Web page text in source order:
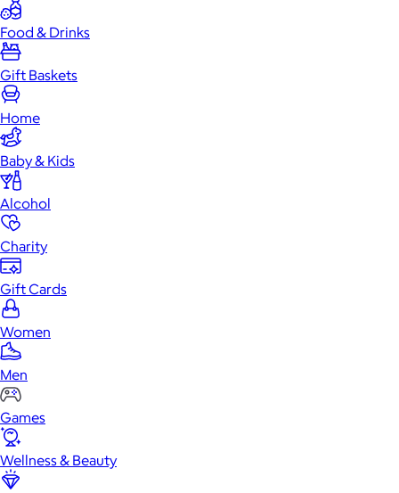
Food & Drinks
Gift Baskets
Home
Baby & Kids
Alcohol
Charity
Gift Cards
Women
Men
Games
Wellness & Beauty